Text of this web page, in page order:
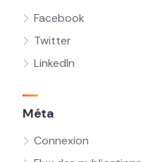
Facebook
Twitter
LinkedIn
Méta
Connexion